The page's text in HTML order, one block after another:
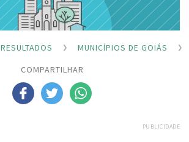
RESULTADOS
MUNICÍPIOS DE GOIÁS
COMPARTILHAR
PUBLICIDADE